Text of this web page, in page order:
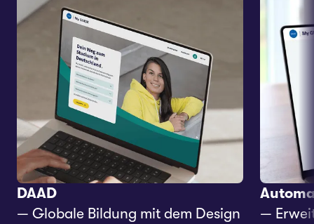
DAAD
— Globale Bildung mit dem Design
—